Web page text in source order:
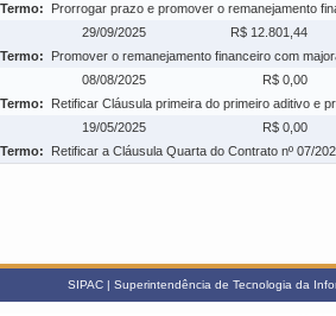
Prorrogar prazo e promover o remanejamento
29/09/2025
R$ 12.801,44
Promover o remanejamento financeiro com
08/08/2025
R$ 0,00
Retificar Cláusula primeira do primeiro aditivo e
19/05/2025
R$ 0,00
Retificar a Cláusula Quarta do Contrato nº 07/
SIPAC | Superintendência de Tecnologia da